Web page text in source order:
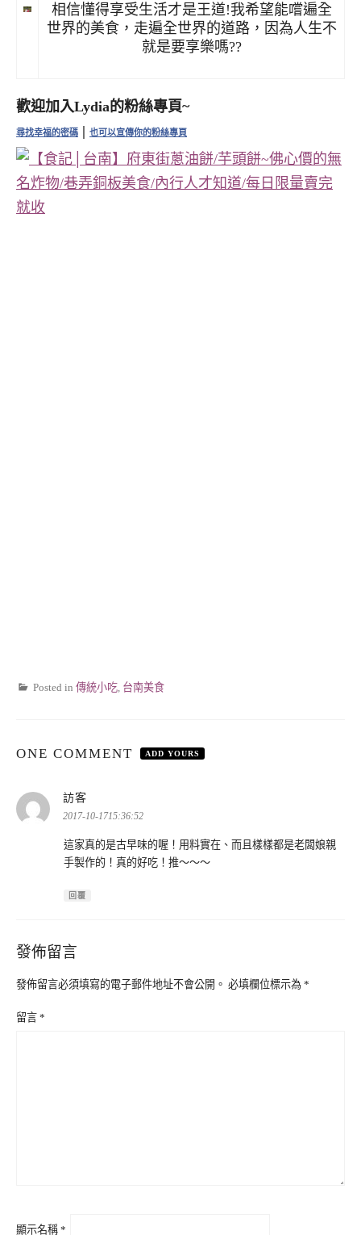
相信懂得享受生活才是王道!我希望能嚐遍全
世界的美食，走遍全世界的道路，因為人生不
就是要享樂嗎??
歡迎加入Lydia的粉絲專頁~
尋找幸福的密碼 | 也可以宣傳你的粉絲專頁
Posted in 傳統小吃, 台南美食
ONE COMMENT ADD YOURS
訪客
示:
2017-10-1715:36:52
這家真的是古早味的喔！用料實在、而且樣樣都是老闆娘親
手製作的！真的好吃！推～～～
回覆
發佈留言
發佈留言必須填寫的電子郵件地址不會公開。 必填欄位標示為 *
留言 *
顯示名稱 *